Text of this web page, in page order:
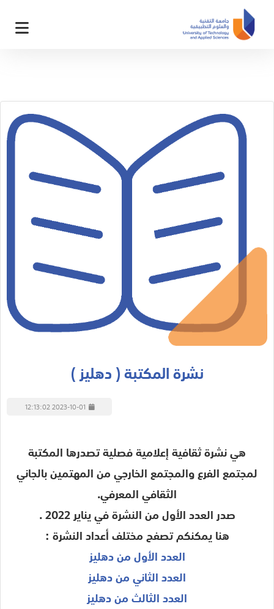
نشرة المكتبة ( دهليز )
2023-10-01 12:13:02
هي نشرة ثقافية إعلامية فصلية تصدرها المكتبة
لمجتمع الفرع والمجتمع الخارجي من المهتمين بالجاني
الثقافي المعرفي.
صدر العدد الأول من النشرة في يناير 2022 .
هنا يمكنكم تصفح مختلف أعداد النشرة :
العدد الأول من دهليز
العدد الثاني من دهليز
العدد الثالث من دهليز